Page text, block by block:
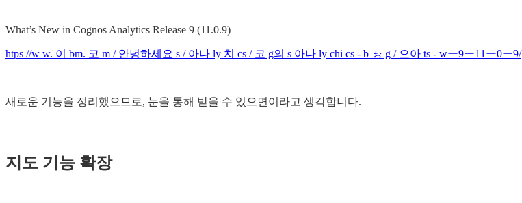
What’s New in Cognos Analytics Release 9 (11.0.9)
htps //w w. 이 bm. 코 m / 안녕하세요 s / 아나 ly 치 cs / 코 g의 s 아나 ly chi cs - b ぉ g / 으아 ts - wー9ー11ー0ー9/
새로운 기능을 정리했으므로, 눈을 통해 받을 수 있으면이라고 생각합니다.
지도 기능 확장